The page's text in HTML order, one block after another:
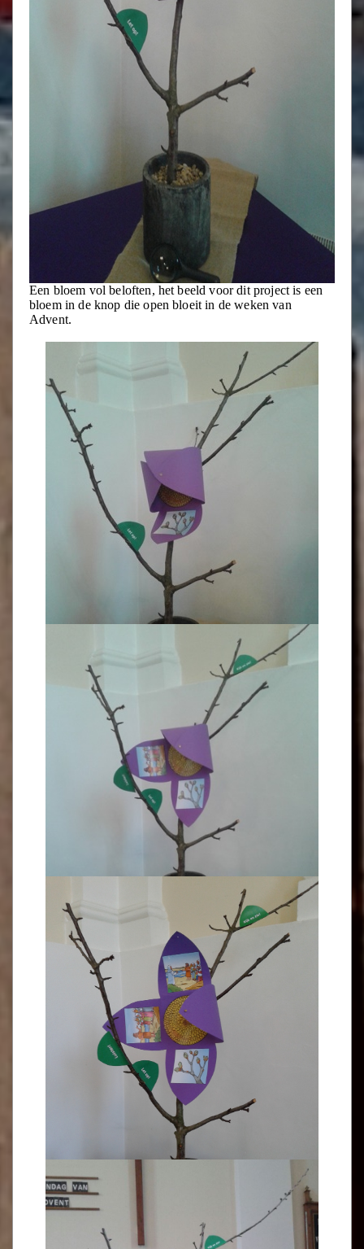
Een bloem vol beloften, het beeld voor dit project is een
bloem in de knop die open bloeit in de weken van
Advent.